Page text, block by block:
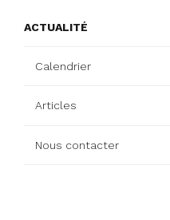
ACTUALITÉ
Calendrier
Articles
Nous contacter